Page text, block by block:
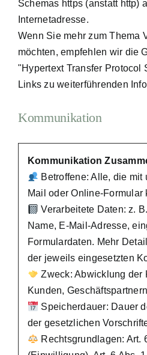
Schemas https (anstatt http)
Internetadresse.
Wenn Sie mehr zum Thema
möchten, empfehlen wir die
"Hypertext Transfer Protocol
Links zu weiterführenden
Kommunikation
Kommunikation
Betroffene: Alle, die mit
Mail oder Online-Formular
Verarbeitete Daten: z.
Name, E-Mail-Adresse,
Formulardaten. Mehr
der jeweils eingesetzten
Zweck: Abwicklung der
Kunden,
Speicherdauer: Dauer
der gesetzlichen
Rechtsgrundlagen: Art.